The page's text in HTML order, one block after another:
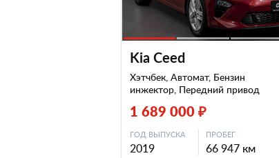
Kia Ceed
Хэтчбек, Автомат, Бензин
инжектор, Передний привод
1 689 000 ₽
ГОД ВЫПУСКА
2019
ПРОБЕГ
66 947 км